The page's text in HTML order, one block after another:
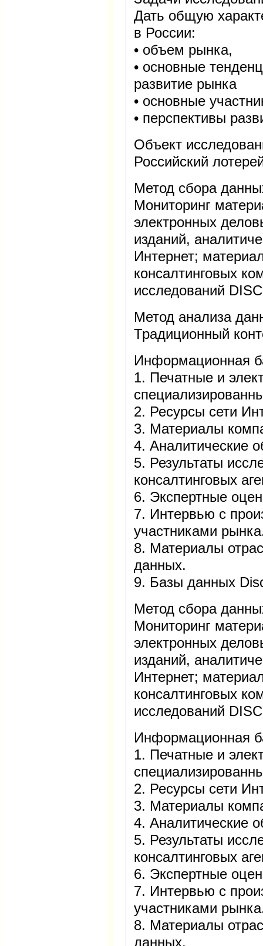
Дать общую
в России:
• объем рынка,
• основные
развитие рынка
• основные
• перспективы
Объект
Российский
Метод сбора
Мониторинг
электронных
изданий,
Интернет;
консалтинговых
исследований
Метод анализа
Традиционный
Информационная
1. Печатные и
2. Ресурсы сети
3. Материалы
4. Аналитические
5. Результаты
консалтинговых
6. Экспертные
7. Интервью с
участниками
8. Материалы
данных.
9. Базы данных
Метод сбора
Мониторинг
электронных
изданий,
Интернет;
консалтинговых
исследований
Информационная
1. Печатные и
2. Ресурсы сети
3. Материалы
4. Аналитические
5. Результаты
консалтинговых
6. Экспертные
7. Интервью с
участниками
8. Материалы
данных.